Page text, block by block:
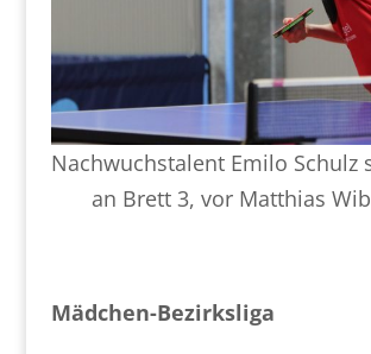
Nachwuchstalent Emilo Schulz
an Brett 3, vor Matthias
Mädchen-Bezirksliga